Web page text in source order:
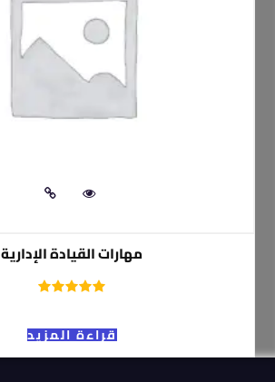
مهارات القيادة الإدارية
قراءة المزيد